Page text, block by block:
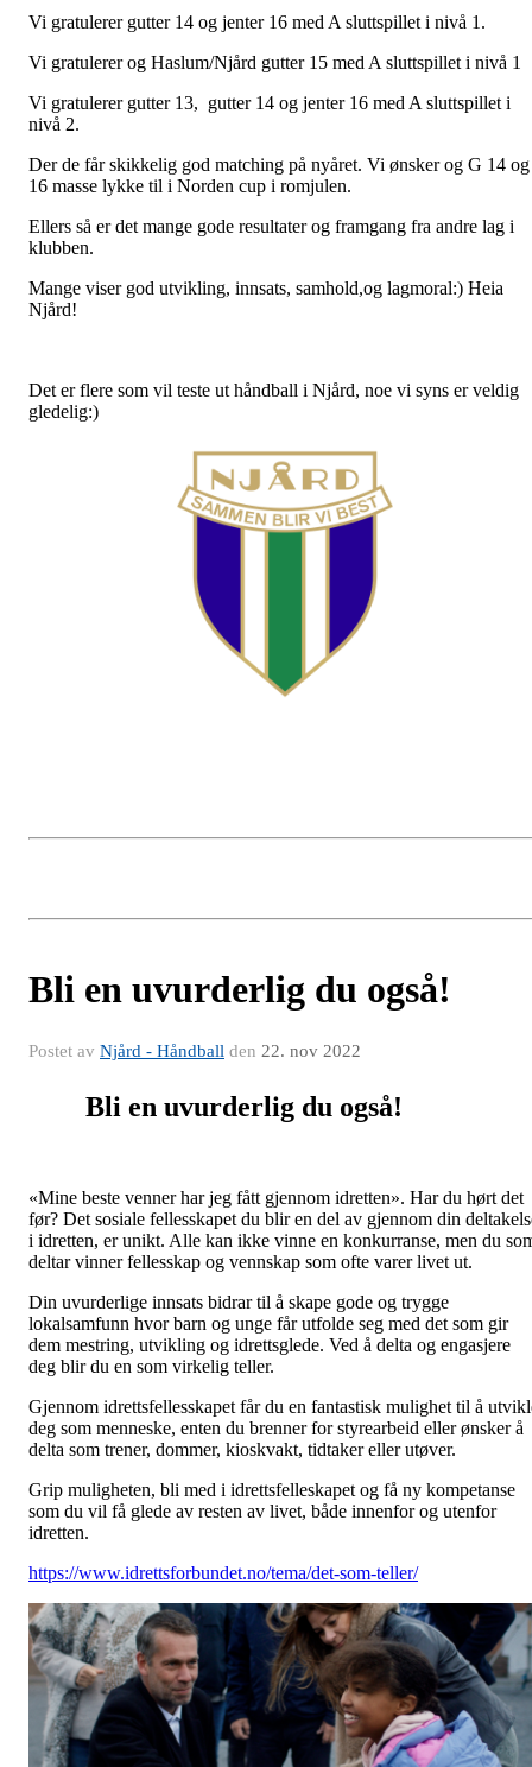
Vi gratulerer gutter 14 og jenter 16 med A sluttspillet i nivå 1.
Vi gratulerer og Haslum/Njård gutter 15 med A sluttspillet i nivå 1
Vi gratulerer gutter 13, gutter 14 og jenter 16 med A sluttspillet i
nivå 2.
Der de får skikkelig god matching på nyåret. Vi ønsker og G 14 og
16 masse lykke til i Norden cup i romjulen.
Ellers så er det mange gode resultater og framgang fra andre lag i
klubben.
Mange viser god utvikling, innsats, samhold,og lagmoral:) Heia
Njård!
Det er flere som vil teste ut håndball i Njård, noe vi syns er veldig
gledelig:)
Bli en uvurderlig du også!
Postet av Njård - Håndball den 22. nov 2022
Bli en uvurderlig du også!
«Mine beste venner har jeg fått gjennom idretten». Har du hørt det
før? Det sosiale fellesskapet du blir en del av gjennom din
i idretten, er unikt. Alle kan ikke vinne en konkurranse, men du
deltar vinner fellesskap og vennskap som ofte varer livet ut.
Din uvurderlige innsats bidrar til å skape gode og trygge
lokalsamfunn hvor barn og unge får utfolde seg med det som gir
dem mestring, utvikling og idrettsglede. Ved å delta og engasjere
deg blir du en som virkelig teller.
Gjennom idrettsfellesskapet får du en fantastisk mulighet til å
deg som menneske, enten du brenner for styrearbeid eller ønsker å
delta som trener, dommer, kioskvakt, tidtaker eller utøver.
Grip muligheten, bli med i idrettsfelleskapet og få ny kompetanse
som du vil få glede av resten av livet, både innenfor og utenfor
idretten.
https://www.idrettsforbundet.no/tema/det-som-teller/